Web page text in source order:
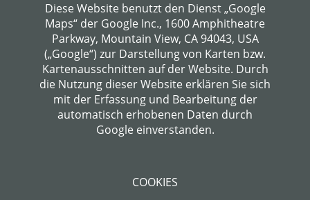
Diese Website benutzt den Dienst „Google
Maps“ der Google Inc., 1600 Amphitheatre
Parkway, Mountain View, CA 94043, USA
(„Google“) zur Darstellung von Karten bzw.
Kartenausschnitten auf der Website. Durch
die Nutzung dieser Website erklären Sie sich
mit der Erfassung und Bearbeitung der
automatisch erhobenen Daten durch
Google einverstanden.
COOKIES